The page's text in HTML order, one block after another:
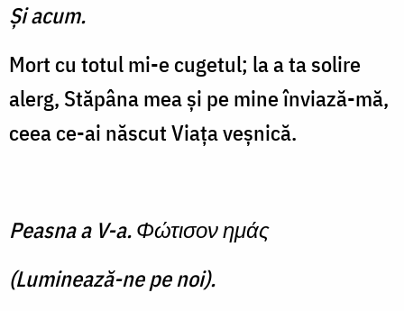
Şi acum.
Mort cu totul mi-e cugetul; la a ta solire
alerg, Stăpâna mea şi pe mine înviază-mă,
ceea ce-ai născut Viaţa veşnică.
Peasna a V-a. Φώτισον ημάς
(Luminează-ne pe noi).